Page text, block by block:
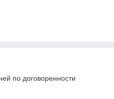
по договоренности